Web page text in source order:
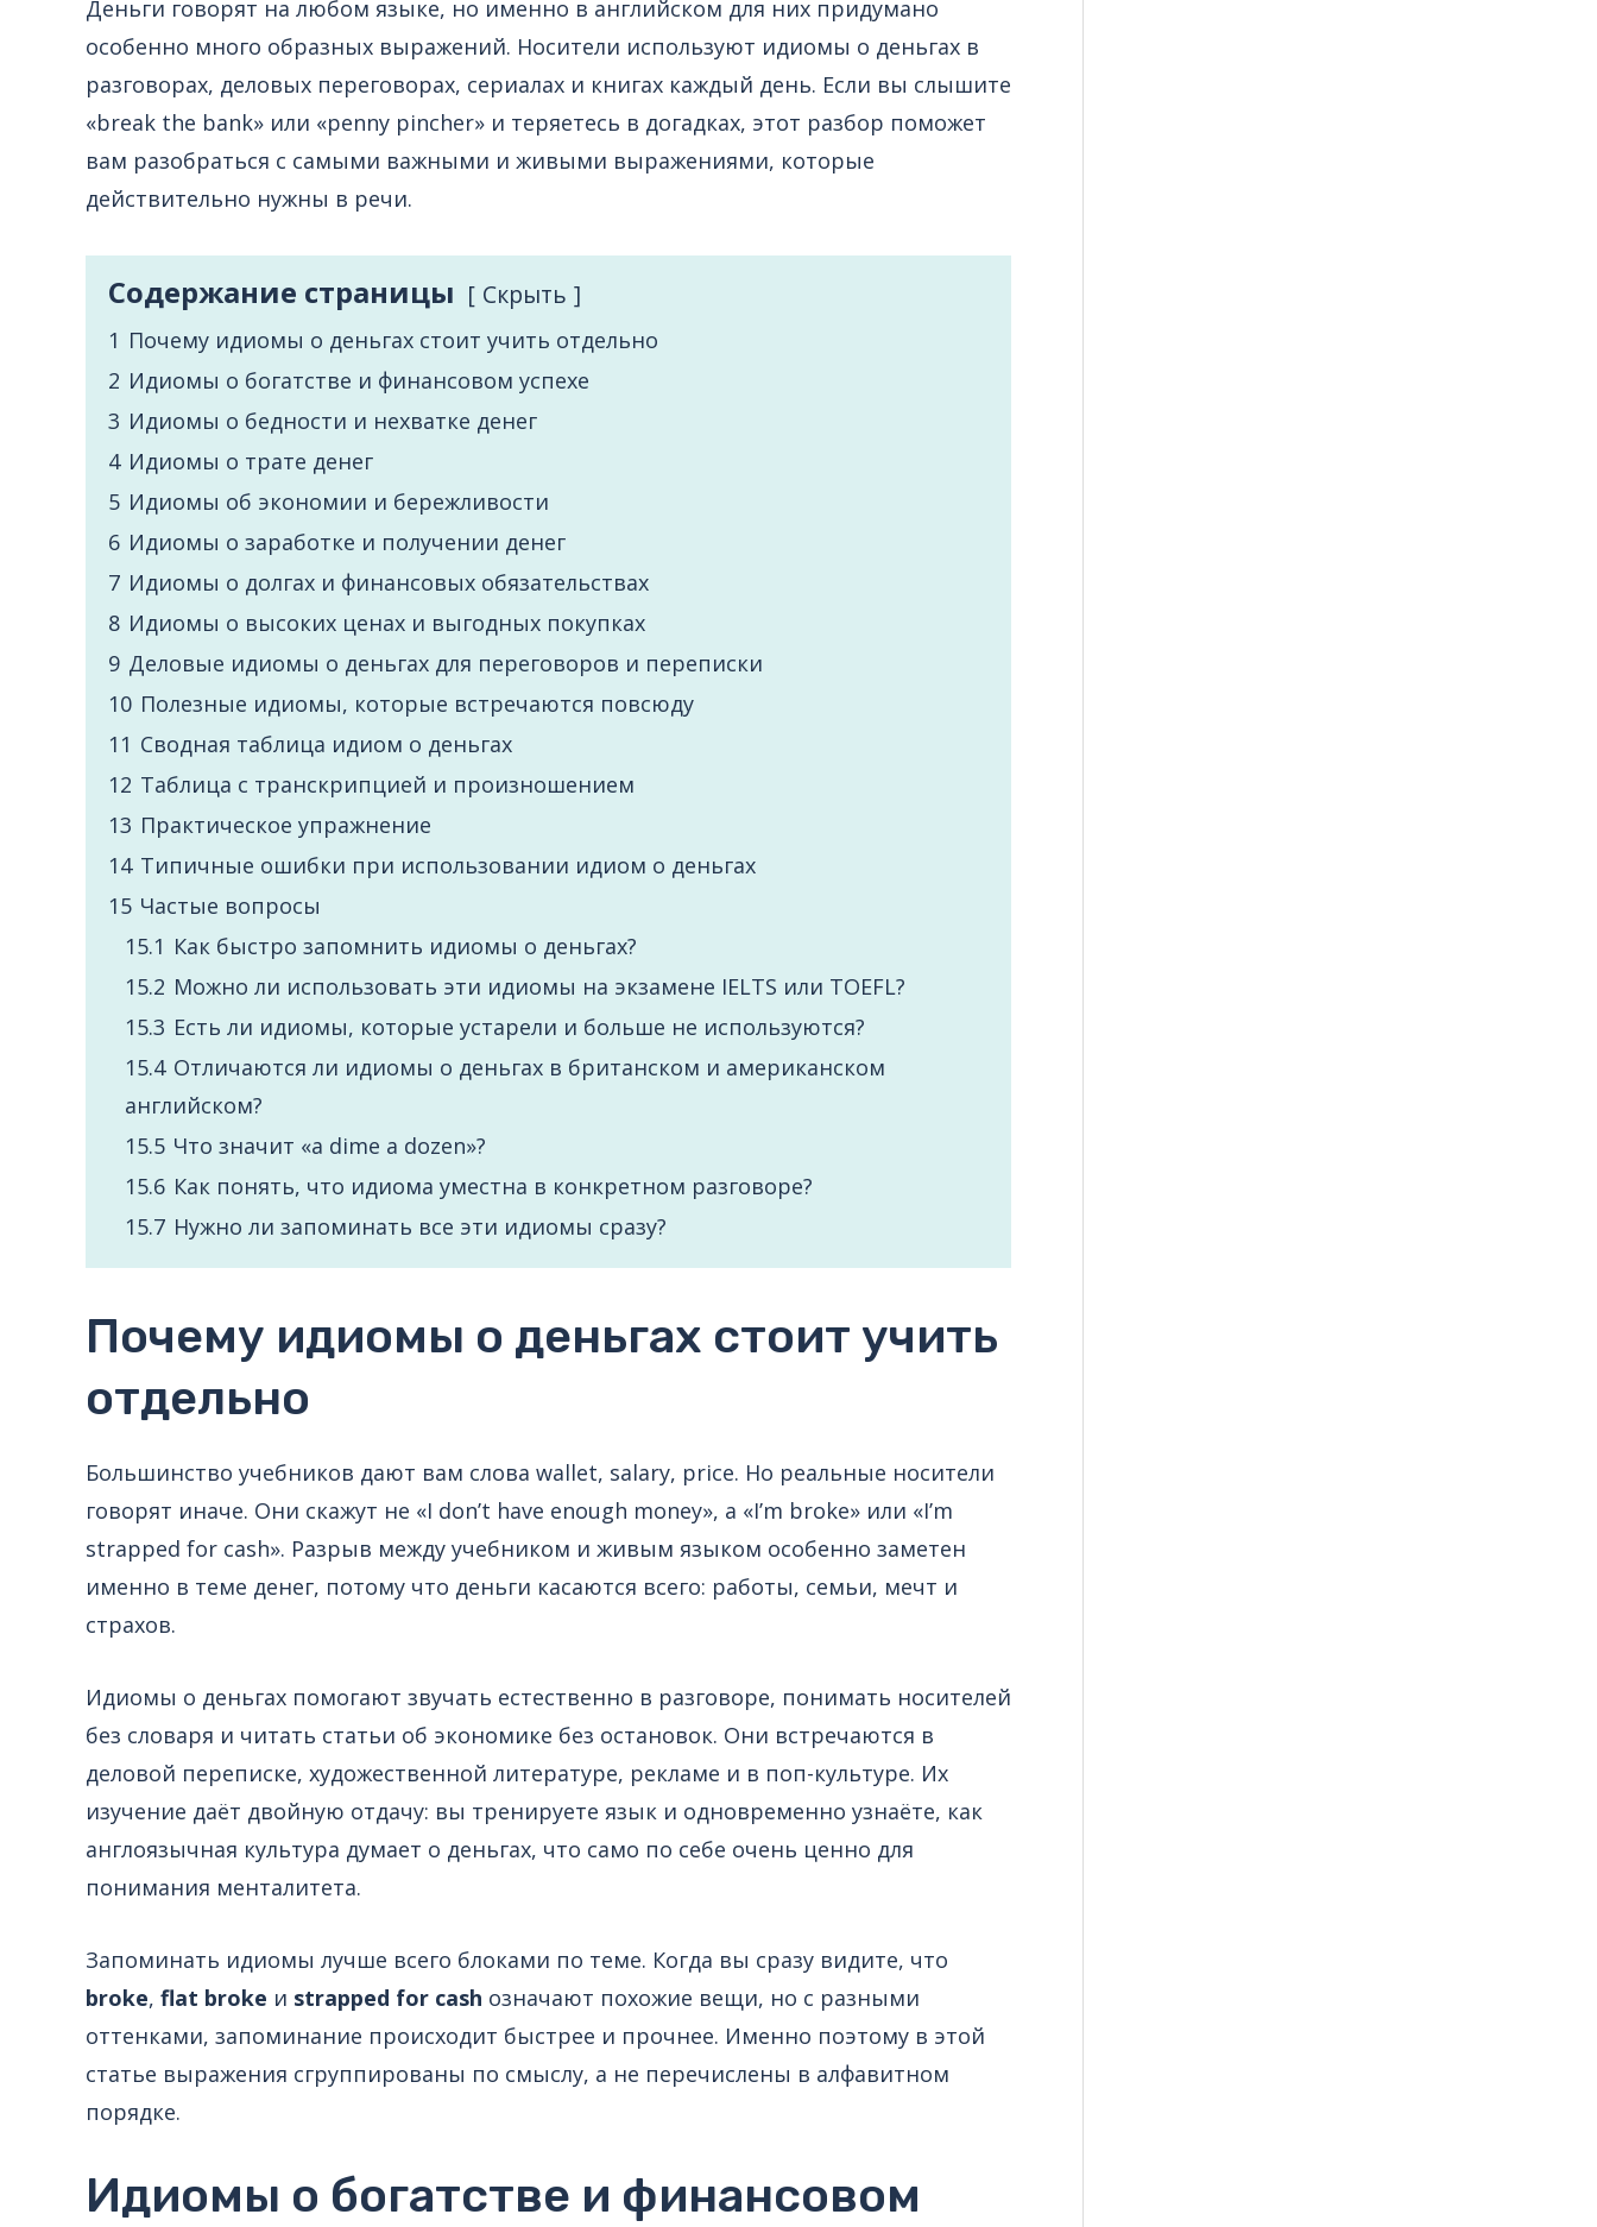
Деньги говорят на любом языке, но именно в английском для них придумано
особенно много образных выражений. Носители используют идиомы о деньгах в
разговорах, деловых переговорах, сериалах и книгах каждый день. Если вы слышите
«break the bank» или «penny pincher» и теряетесь в догадках, этот разбор поможет
вам разобраться с самыми важными и живыми выражениями, которые
действительно нужны в речи.
Содержание страницы Cкрыть
1 Почему идиомы о деньгах стоит учить отдельно
2 Идиомы о богатстве и финансовом успехе
3 Идиомы о бедности и нехватке денег
4 Идиомы о трате денег
5 Идиомы об экономии и бережливости
6 Идиомы о заработке и получении денег
7 Идиомы о долгах и финансовых обязательствах
8 Идиомы о высоких ценах и выгодных покупках
9 Деловые идиомы о деньгах для переговоров и переписки
10 Полезные идиомы, которые встречаются повсюду
11 Сводная таблица идиом о деньгах
12 Таблица с транскрипцией и произношением
13 Практическое упражнение
14 Типичные ошибки при использовании идиом о деньгах
15 Частые вопросы
15.1 Как быстро запомнить идиомы о деньгах?
15.2 Можно ли использовать эти идиомы на экзамене IELTS или TOEFL?
15.3 Есть ли идиомы, которые устарели и больше не используются?
15.4 Отличаются ли идиомы о деньгах в британском и американском
английском?
15.5 Что значит «a dime a dozen»?
15.6 Как понять, что идиома уместна в конкретном разговоре?
15.7 Нужно ли запоминать все эти идиомы сразу?
Почему идиомы о деньгах стоит учить
отдельно
Большинство учебников дают вам слова wallet, salary, price. Но реальные носители
говорят иначе. Они скажут не «I don’t have enough money», а «I’m broke» или «I’m
strapped for cash». Разрыв между учебником и живым языком особенно заметен
именно в теме денег, потому что деньги касаются всего: работы, семьи, мечт и
страхов.
Идиомы о деньгах помогают звучать естественно в разговоре, понимать носителей
без словаря и читать статьи об экономике без остановок. Они встречаются в
деловой переписке, художественной литературе, рекламе и в поп-культуре. Их
изучение даёт двойную отдачу: вы тренируете язык и одновременно узнаёте, как
англоязычная культура думает о деньгах, что само по себе очень ценно для
понимания менталитета.
Запоминать идиомы лучше всего блоками по теме. Когда вы сразу видите, что
broke, flat broke и strapped for cash означают похожие вещи, но с разными
оттенками, запоминание происходит быстрее и прочнее. Именно поэтому в этой
статье выражения сгруппированы по смыслу, а не перечислены в алфавитном
порядке.
Идиомы о богатстве и финансовом